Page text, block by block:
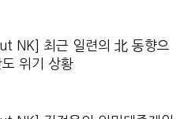
NK] 최근 일련의 北 동향으
위기 상황